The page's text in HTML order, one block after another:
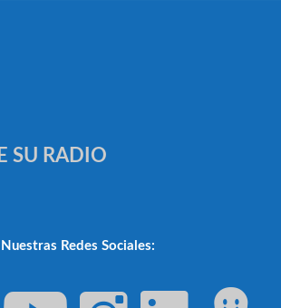
SU RADIO
Nuestras Redes Sociales: